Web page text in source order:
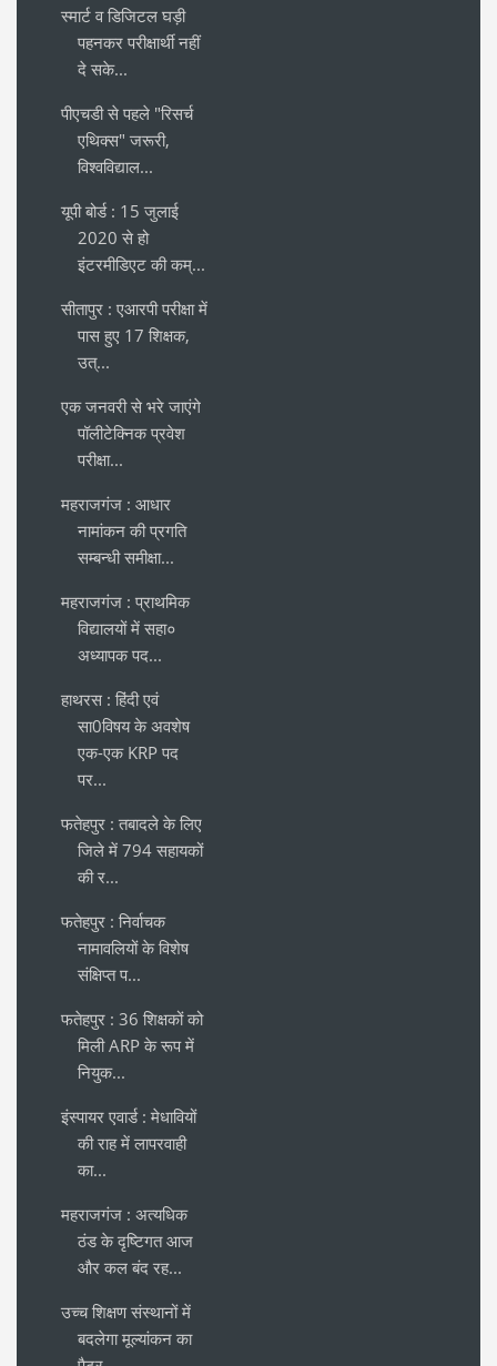
स्मार्ट व डिजिटल घड़ी
पहनकर परीक्षार्थी नहीं
दे सके...
पीएचडी से पहले "रिसर्च
एथिक्स" जरूरी,
विश्वविद्याल...
यूपी बोर्ड : 15 जुलाई
2020 से हो
इंटरमीडिएट की कम्...
सीतापुर : एआरपी परीक्षा में
पास हुए 17 शिक्षक,
उत्...
एक जनवरी से भरे जाएंगे
पॉलीटेक्निक प्रवेश
परीक्षा...
महराजगंज : आधार
नामांकन की प्रगति
सम्बन्धी समीक्षा...
महराजगंज : प्राथमिक
विद्यालयों में सहा०
अध्यापक पद...
हाथरस : हिंदी एवं
सा0विषय के अवशेष
एक-एक KRP पद
पर...
फतेहपुर : तबादले के लिए
जिले में 794 सहायकों
की र...
फतेहपुर : निर्वाचक
नामावलियों के विशेष
संक्षिप्त प...
फतेहपुर : 36 शिक्षकों को
मिली ARP के रूप में
नियुक...
इंस्पायर एवार्ड : मेधावियों
की राह में लापरवाही
का...
महराजगंज : अत्यधिक
ठंड के दृष्टिगत आज
और कल बंद रह...
उच्च शिक्षण संस्थानों में
बदलेगा मूल्यांकन का